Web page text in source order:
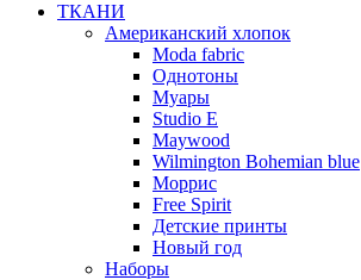
ТКАНИ
Американский хлопок
Moda fabric
Однотоны
Муары
Studio E
Maywood
Wilmington Bohemian blue
Моррис
Free Spirit
Детские принты
Новый год
Наборы